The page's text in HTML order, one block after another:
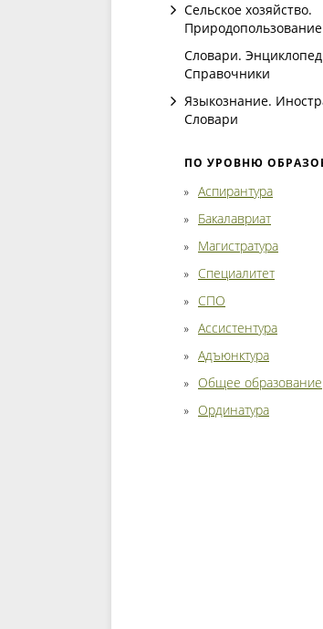
Сельское хозяйство.
Природопользование
Словари.
Справочники
Языкознание.
Словари
ПО УРОВНЮ
Аспирантура
Бакалавриат
Магистратура
Специалитет
СПО
Ассистентура
Адъюнктура
Общее образование
Ординатура